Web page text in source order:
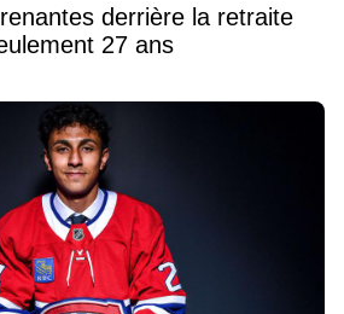
derrière la retraite
27 ans